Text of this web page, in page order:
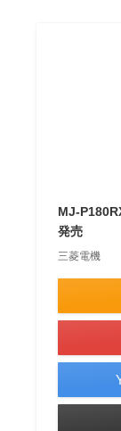
MJ-
発売
三菱電機